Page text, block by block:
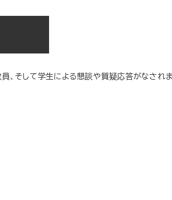
、そして学生による懇談や質疑応答がなされ